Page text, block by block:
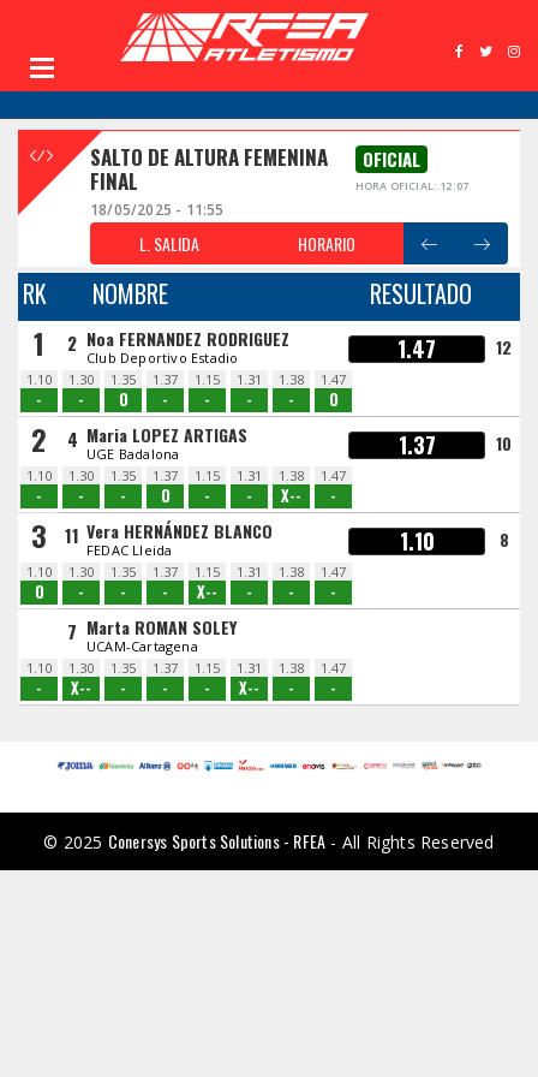
SALTO DE ALTURA FEMENINA
FINAL
OFICIAL
HORA OFICIAL: 12:07
18/05/2025 - 11:55
L. SALIDA HORARIO
RK NOMBRE RESULTADO
1 2 Noa FERNANDEZ RODRIGUEZ
Club Deportivo Estadio 1.47 12
1.10
-
1.30
-
1.35
O
1.37
-
1.15
-
1.31
-
1.38
-
1.47
O
2 4 Maria LOPEZ ARTIGAS
UGE Badalona 1.37 10
1.10
-
1.30
-
1.35
-
1.37
O
1.15
-
1.31
-
1.38
X--
1.47
-
3 11 Vera HERNÁNDEZ BLANCO
FEDAC Lleida 1.10 8
1.10
O
1.30
-
1.35
-
1.37
-
1.15
X--
1.31
-
1.38
-
1.47
-
7 Marta ROMAN SOLEY
UCAM-Cartagena
1.10
-
1.30
X--
1.35
-
1.37
-
1.15
-
1.31
X--
1.38
-
1.47
-
© 2025 Conersys Sports Solutions - RFEA - All Rights Reserved